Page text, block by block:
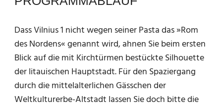
Dass Vilnius 1 nicht wegen seiner Pasta das »Rom
des Nordens« genannt wird, ahnen Sie beim ersten
Blick auf die mit Kirchtürmen bestückte Silhouette
der litauischen Hauptstadt. Für den Spaziergang
durch die mittelalterlichen Gässchen der
Weltkulturerbe-Altstadt lassen Sie doch bitte die